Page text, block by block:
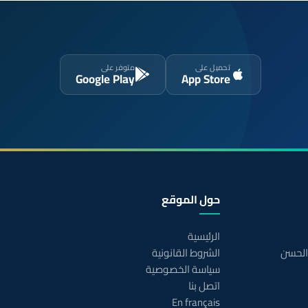
تحميل على
App Store
متوفر على
Google Play
حول الموقع
الرئيسية
الشروط القانونية
سياسة الخصوصية
اتصل بنا
En français